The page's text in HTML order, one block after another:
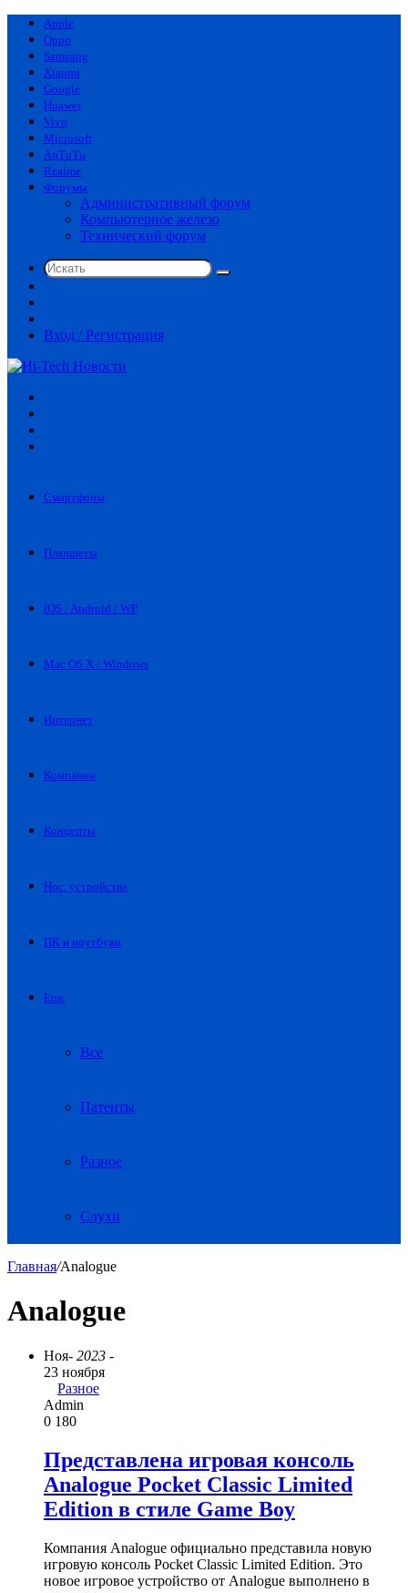
Apple
Oppo
Samsung
Xiaomi
Google
Huawei
Vivo
Microsoft
AnTuTu
Realme
Форумы
Административный форум
Компьютерное железо
Технический форум
Искать
статья
Вход / Регистрация
Смартфоны
Планшеты
iOS / Android / WP
Mac OS X / Windows
Интернет
Компании
Концепты
Нос. устройства
ПК и ноутбуки
Еще
Все
Патенты
Разное
Слухи
Главная/Analogue
Analogue
Ноя- 2023 -
23 ноября
Разное
Admin
0 180
Представлена игровая консоль
Analogue Pocket Classic Limited
Edition в стиле Game Boy
Компания Analogue официально представила новую
игровую консоль Pocket Classic Limited Edition. Это
новое игровое устройство от Analogue выполнено в